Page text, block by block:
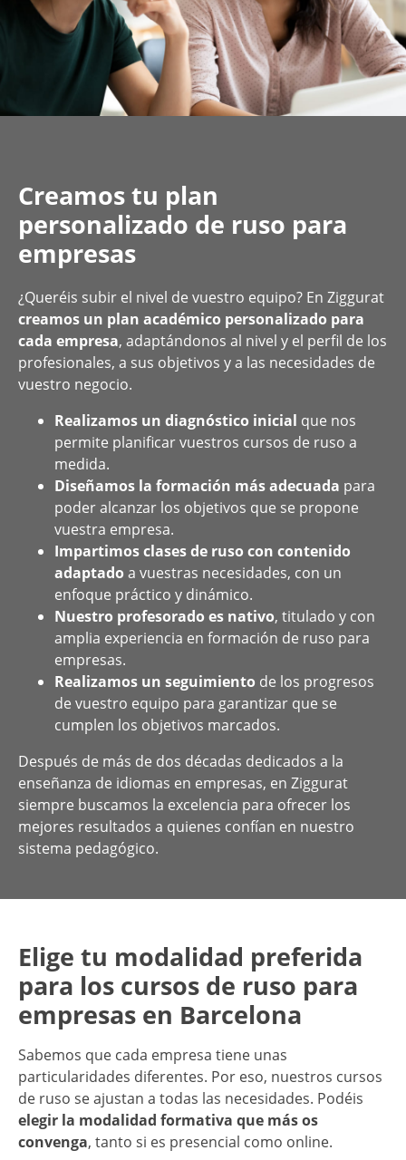
Creamos tu plan
personalizado de ruso para
empresas
¿Queréis subir el nivel de vuestro equipo? En Ziggurat
creamos un plan académico personalizado para
cada empresa, adaptándonos al nivel y el perfil de los
profesionales, a sus objetivos y a las necesidades de
vuestro negocio.
Realizamos un diagnóstico inicial que nos
permite planificar vuestros cursos de ruso a
medida.
Diseñamos la formación más adecuada para
poder alcanzar los objetivos que se propone
vuestra empresa.
Impartimos clases de ruso con contenido
adaptadoa vuestras necesidades, con un
enfoque práctico y dinámico.
Nuestro profesorado es nativo, titulado y con
amplia experiencia en formación de ruso para
empresas.
Realizamos un seguimiento de los progresos
de vuestro equipo para garantizar que se
cumplen los objetivos marcados.
Después de más de dos décadas dedicados a la
enseñanza de idiomas en empresas, en Ziggurat
siempre buscamos la excelencia para ofrecer los
mejores resultados a quienes confían en nuestro
sistema pedagógico.
Elige tu modalidad preferida
para los cursos de ruso para
empresas en Barcelona
Sabemos que cada empresa tiene unas
particularidades diferentes. Por eso, nuestros cursos
de ruso se ajustan a todas las necesidades. Podéis
elegir la modalidad formativa que más os
convenga, tanto si es presencial como online.